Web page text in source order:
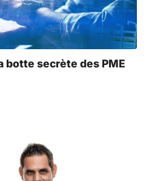
botte secrète des PME